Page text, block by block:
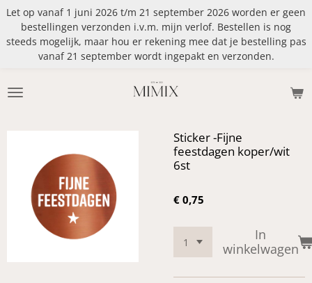
Ga
direct
naar
Let op vanaf 1 juni 2026 t/m 21 september 2026 worden er geen
bestellingen verzonden i.v.m. mijn verlof. Bestellen is nog
steeds mogelijk, maar hou er rekening mee dat je bestelling pas
vanaf 21 september wordt ingepakt en verzonden.
Sticker -Fijne
feestdagen koper/wit
6st
€ 0,75
In
winkelwagen